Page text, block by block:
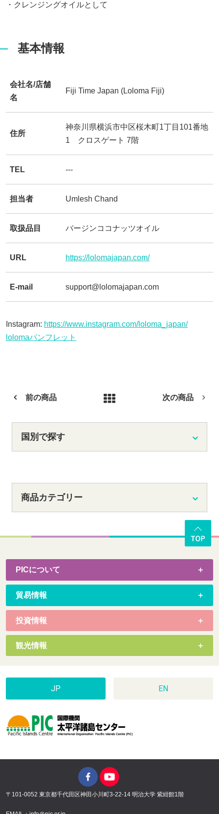
・クレンジングオイルとして
基本情報
会社名/店舗
名
Fiji Time Japan (Loloma Fiji)
住所
神奈川県横浜市中区桜木町1丁目101番地
1 クロスゲート 7階
TEL ---
担当者 Umlesh Chand
取扱品目 バージンココナッツオイル
URL https://lolomajapan.com/
E-mail support@lolomajapan.com
Instagram: https://www.instagram.com/loloma_japan/
lolomaパンフレット
前の商品 次の商品
国別で探す
商品カテゴリー
PICについて
貿易情報
投資情報
観光情報
JP EN
〒101-0052 東京都千代田区神田小川町3-22-14 明治大学 紫紺館1階